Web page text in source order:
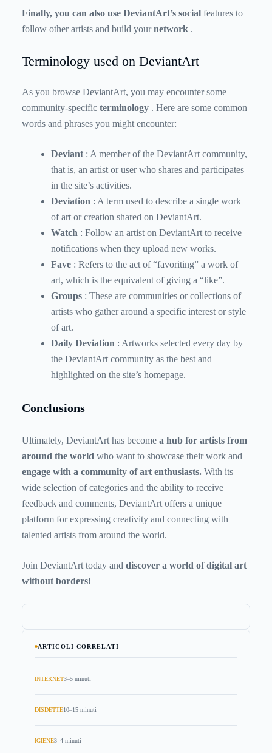
Finally, you can also use DeviantArt’s social features to
follow other artists and build yournetwork .
Terminology used on DeviantArt
As you browse DeviantArt, you may encounter some
community-specific terminology . Here are some common
words and phrases you might encounter:
Deviant : A member of the DeviantArt community,
that is, an artist or user who shares and participates
in the site’s activities.
Deviation : A term used to describe a single work
of art or creation shared on DeviantArt.
Watch : Follow an artist on DeviantArt to receive
notifications when they upload new works.
Fave : Refers to the act of “favoriting” a work of
art, which is the equivalent of giving a “like”.
Groups : These are communities or collections of
artists who gather around a specific interest or style
of art.
Daily Deviation : Artworks selected every day by
the DeviantArt community as the best and
highlighted on the site’s homepage.
Conclusions
Ultimately, DeviantArt has become a hub for artists from
around the world who want to showcase their work and
engage with a community of art enthusiasts. With its
wide selection of categories and the ability to receive
feedback and comments, DeviantArt offers a unique
platform for expressing creativity and connecting with
talented artists from around the world.
Join DeviantArt today and discover a world of digital art
without borders!
ARTICOLI CORRELATI
INTERNET3–5 minuti
DISDETTE10–15 minuti
IGIENE3–4 minuti